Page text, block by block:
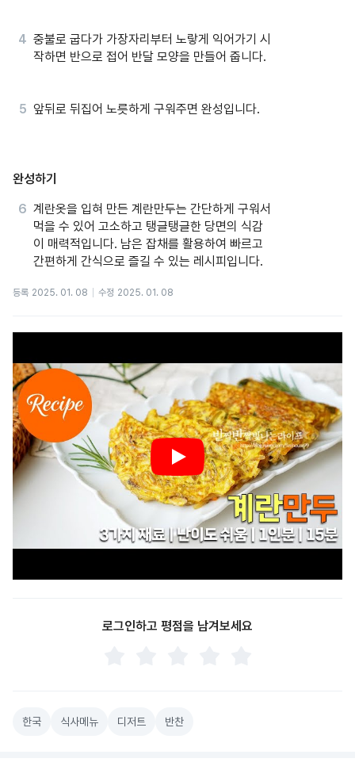
중불로 굽다가 가장자리부터 노랗게 익어가기 시
작하면 반으로 접어 반달 모양을 만들어 줍니다.
앞뒤로 뒤집어 노릇하게 구워주면 완성입니다.
완성하기
계란옷을 입혀 만든 계란만두는 간단하게 구워서
먹을 수 있어 고소하고 탱글탱글한 당면의 식감
이 매력적입니다. 남은 잡채를 활용하여 빠르고
간편하게 간식으로 즐길 수 있는 레시피입니다.
등록 2025. 01. 08 수정 2025. 01. 08
로그인하고 평점을 남겨보세요
한국 식사메뉴 디저트 반찬